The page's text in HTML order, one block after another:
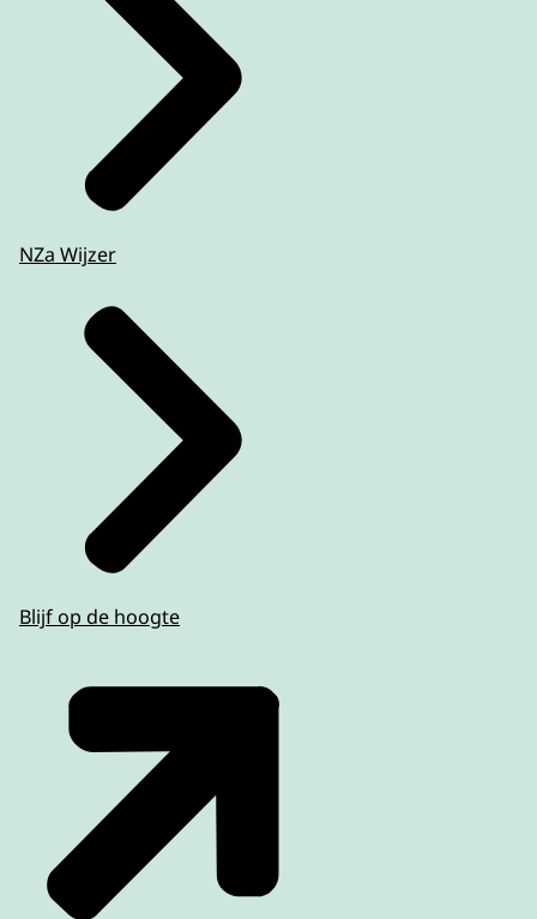
NZa Wijzer
Blijf op de hoogte